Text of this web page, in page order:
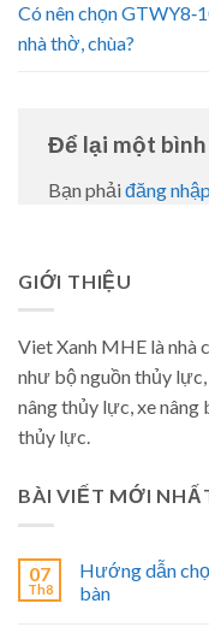
Có nên chọn
nhà thờ, chùa?
Để lại một
Bạn phải đăng nhập
GIỚI THIỆU
Viet Xanh MHE là nhà
như bộ nguồn thủy
nâng thủy lực, xe nâng
thủy lực.
BÀI VIẾT MỚI
07
Th8
Hướng dẫn
bàn